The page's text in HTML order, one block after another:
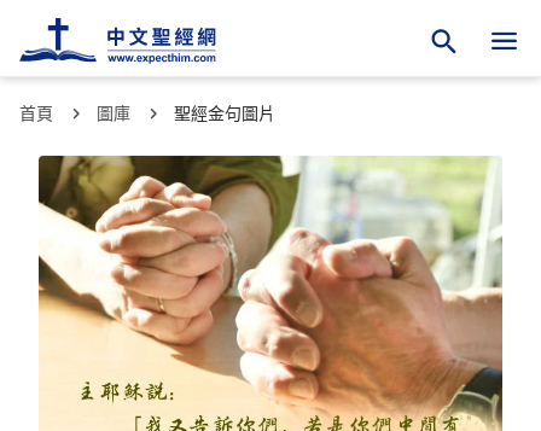
首頁 圖庫 聖經金句圖片